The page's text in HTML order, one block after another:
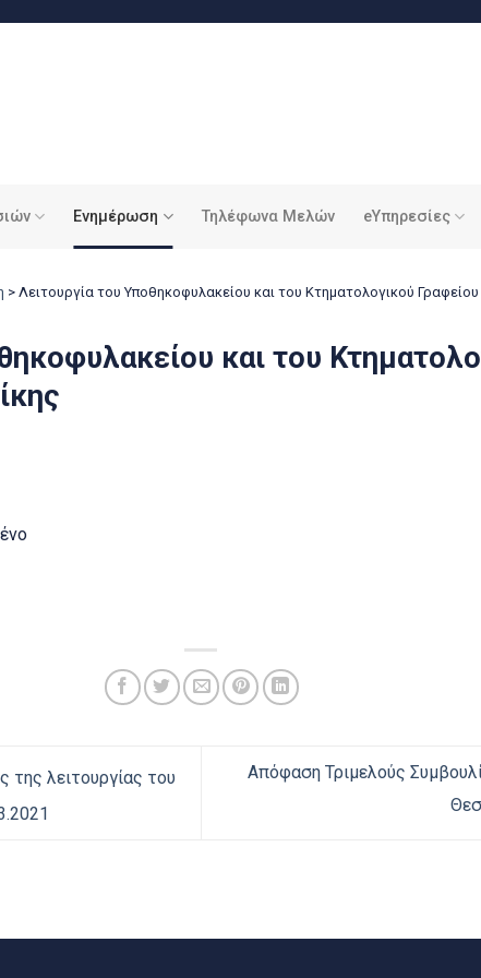
Ενημέρωση Τηλέφωνα Μελών eΥπηρεσίες
> Λειτουργία του Υποθηκοφυλακείου και του Κτηματολογικού
και του
λειτουργίας του
Απόφαση Τριμελούς